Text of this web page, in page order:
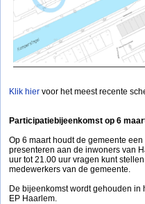
Klik hier voor het meest recente
Participatiebijeenkomst op 6
Op 6 maart houdt de gemeente
presenteren aan de inwoners van
uur tot 21.00 uur vragen kunt
medewerkers van de gemeente.
De bijeenkomst wordt gehouden in
EP Haarlem.